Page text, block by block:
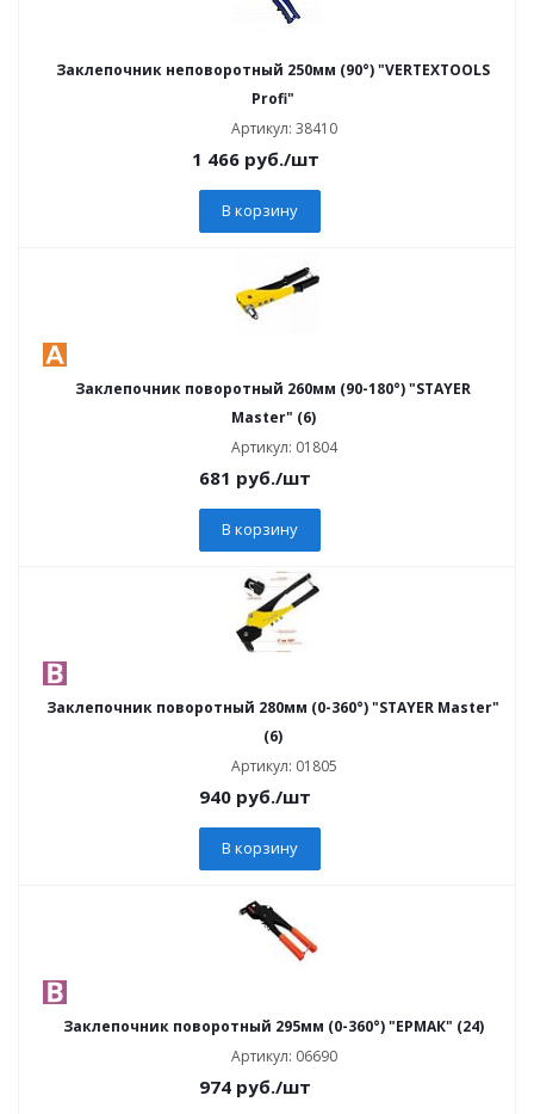
Заклепочник неповоротный 250мм (90°) "VERTEXTOOLS
Profi"
Артикул: 38410
1 466руб./шт
В корзину
Заклепочник поворотный 260мм (90-180°) "STAYER
Master" (6)
Артикул: 01804
681 руб./шт
В корзину
Заклепочник поворотный 280мм (0-360°) "STAYER Master"
(6)
Артикул: 01805
940 руб./шт
В корзину
Заклепочник поворотный 295мм (0-360°) "ЕРМАК" (24)
Артикул: 06690
974 руб./шт